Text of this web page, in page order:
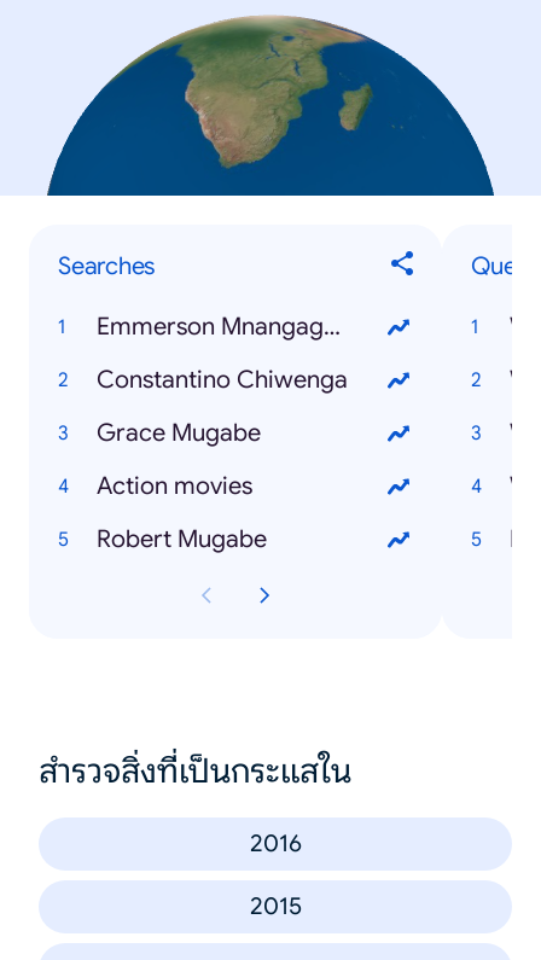
Searches
Emmerson Mnangagwa
Constantino Chiwenga
Grace Mugabe
Action movies
Robert Mugabe
สำรวจสิ่งที่เป็นกระแสใน
2016
2015